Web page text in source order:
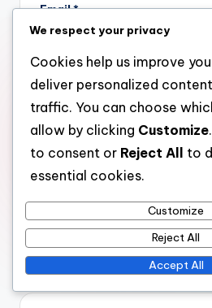
Email*
Website
next time I comment.
We respect your privacy
Cookies help us improve
deliver personalized
traffic. You can choose
allow by clicking Customize
to consent or Reject All
to
essential cookies.
Customize
Reject All
Accept All